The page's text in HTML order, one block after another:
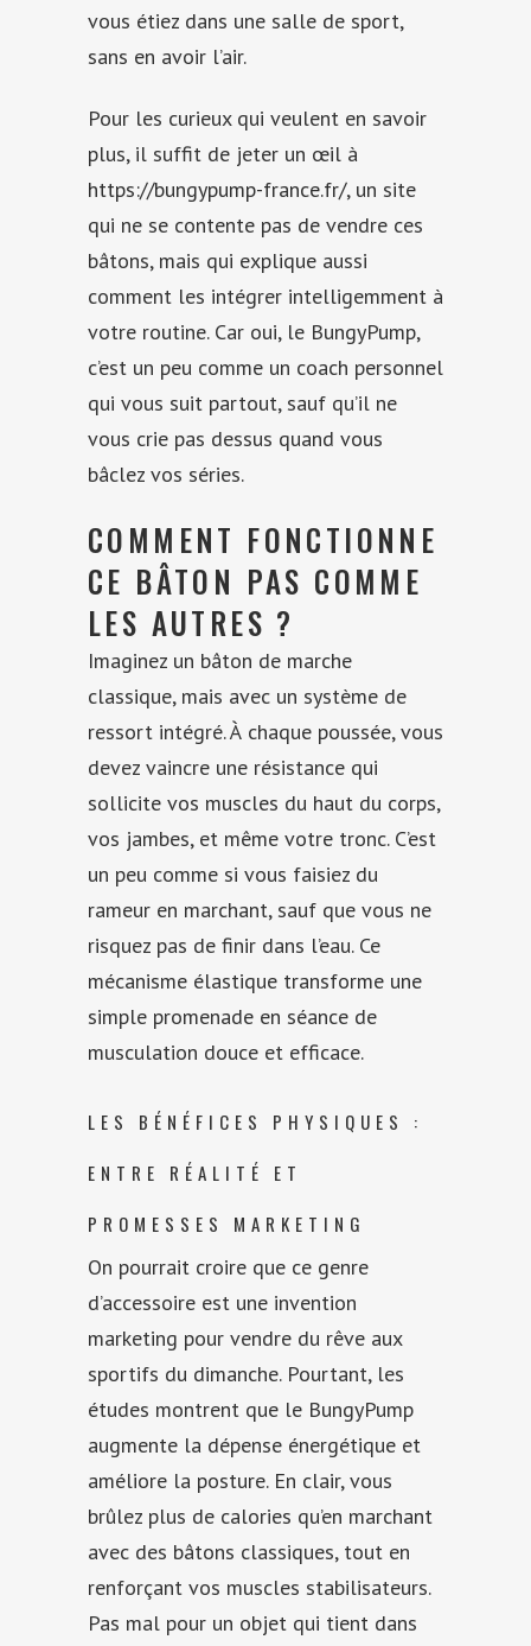
vous étiez dans une salle de sport,
sans en avoir l’air.
Pour les curieux qui veulent en savoir
plus, il suffit de jeter un œil à
https://bungypump-france.fr/, un site
qui ne se contente pas de vendre ces
bâtons, mais qui explique aussi
comment les intégrer intelligemment à
votre routine. Car oui, le BungyPump,
c’est un peu comme un coach personnel
qui vous suit partout, sauf qu’il ne
vous crie pas dessus quand vous
bâclez vos séries.
COMMENT FONCTIONNE
CE BÂTON PAS COMME
LES AUTRES ?
Imaginez un bâton de marche
classique, mais avec un système de
ressort intégré. À chaque poussée, vous
devez vaincre une résistance qui
sollicite vos muscles du haut du corps,
vos jambes, et même votre tronc. C’est
un peu comme si vous faisiez du
rameur en marchant, sauf que vous ne
risquez pas de finir dans l’eau. Ce
mécanisme élastique transforme une
simple promenade en séance de
musculation douce et efficace.
LES BÉNÉFICES PHYSIQUES :
ENTRE RÉALITÉ ET
PROMESSES MARKETING
On pourrait croire que ce genre
d’accessoire est une invention
marketing pour vendre du rêve aux
sportifs du dimanche. Pourtant, les
études montrent que le BungyPump
augmente la dépense énergétique et
améliore la posture. En clair, vous
brûlez plus de calories qu’en marchant
avec des bâtons classiques, tout en
renforçant vos muscles stabilisateurs.
Pas mal pour un objet qui tient dans